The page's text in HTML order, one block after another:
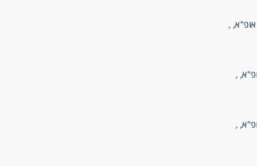
, ,
, ,
, ,